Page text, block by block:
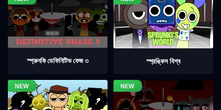
স্প্রুনকি ডেফিনিটিভ ফেজ ৩ স্প্রঙ্কিস বিশ্ব